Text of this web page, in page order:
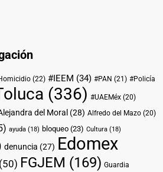
(22) #IEEM (34) #PAN (21) #Policía
(336) #UAEMéx (20)
del Moral (28) Alfredo del Mazo (20)
ayuda (18) bloqueo (23) Cultura (18)
denuncia (27) Edomex
(50) FGJEM (169) Guardia